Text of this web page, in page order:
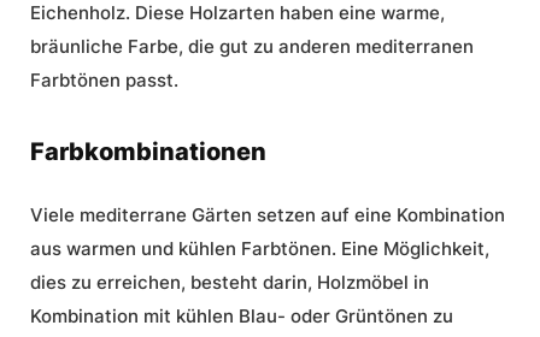
Eichenholz. Diese Holzarten haben eine warme,
bräunliche Farbe, die gut zu anderen mediterranen
Farbtönen passt.
Farbkombinationen
Viele mediterrane Gärten setzen auf eine Kombination
aus warmen und kühlen Farbtönen. Eine Möglichkeit,
dies zu erreichen, besteht darin, Holzmöbel in
Kombination mit kühlen Blau- oder Grüntönen zu